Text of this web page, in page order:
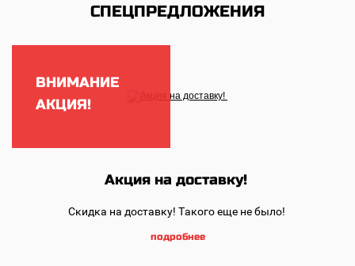
СПЕЦПРЕДЛОЖЕНИЯ
ВНИМАНИЕ
АКЦИЯ!
Акция на доставку!
Скидка на доставку! Такого еще не было!
подробнее